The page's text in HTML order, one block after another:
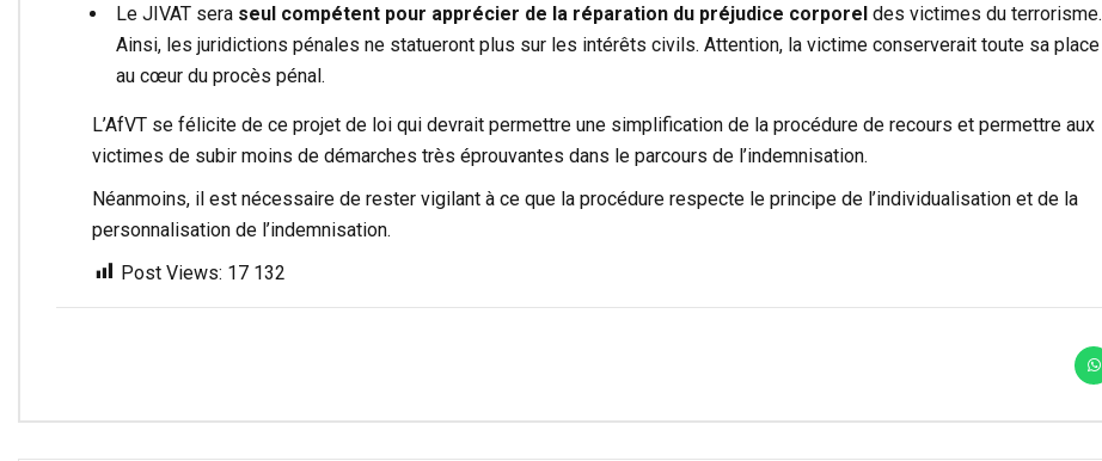
Le JIVAT sera seul compétent pour apprécier de la réparation du préjudice corporel des victimes du terrorisme.
Ainsi, les juridictions pénales ne statueront plus sur les intérêts civils. Attention, la victime conserverait toute sa place
au cœur du procès pénal.
L’AfVT se félicite de ce projet de loi qui devrait permettre une simplification de la procédure de recours et permettre aux
victimes de subir moins de démarches très éprouvantes dans le parcours de l’indemnisation.
Néanmoins, il est nécessaire de rester vigilant à ce que la procédure respecte le principe de l’individualisation et de la
personnalisation de l’indemnisation.
Post Views: 17 132